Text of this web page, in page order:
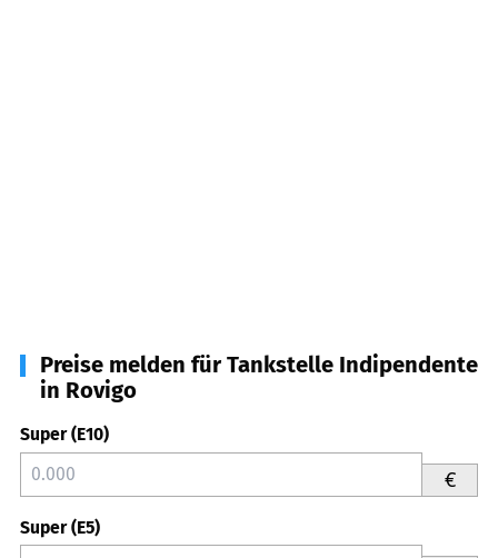
Preise melden für Tankstelle Indipendente
in Rovigo
Super (E10)
€
Super (E5)